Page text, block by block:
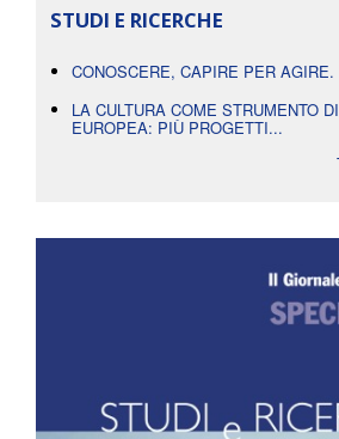
STUDI E RICERCHE
CONOSCERE, CAPIRE PER AGIRE.
LA CULTURA COME STRUMENTO
EUROPEA: PIÙ PROGETTI...